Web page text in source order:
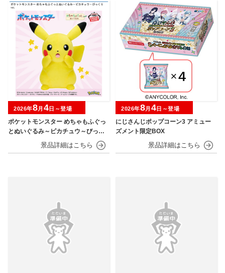
ポケットモンスター めちゃもふぐっ
とぬいぐるみ～ピカチュウ～びっく
2026年8月 4 日～登場
にじさんじポップコーン3 アミュー
ズメント限定BOX
2026年8月 4 日～登場